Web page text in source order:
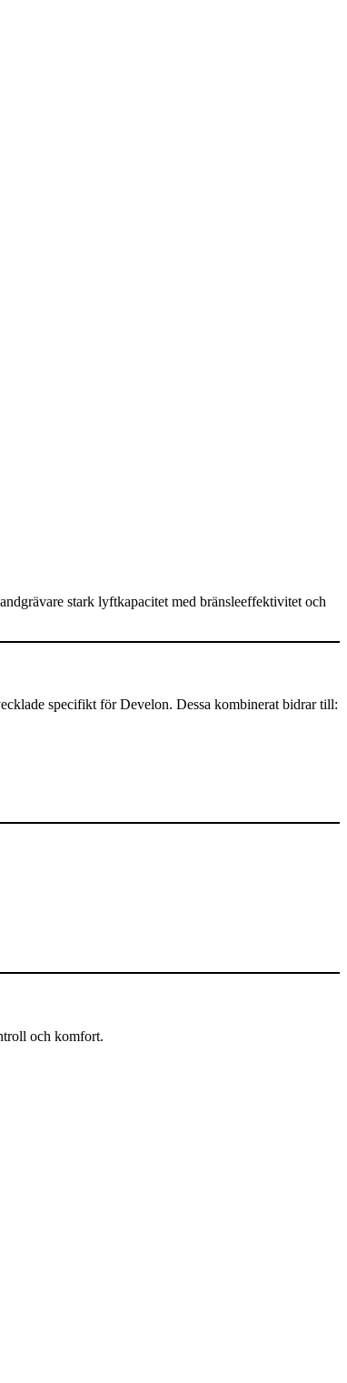
stark lyftkapacitet med bränsleeffektivitet och
specifikt för Develon. Dessa kombinerat bidrar till:
och komfort.